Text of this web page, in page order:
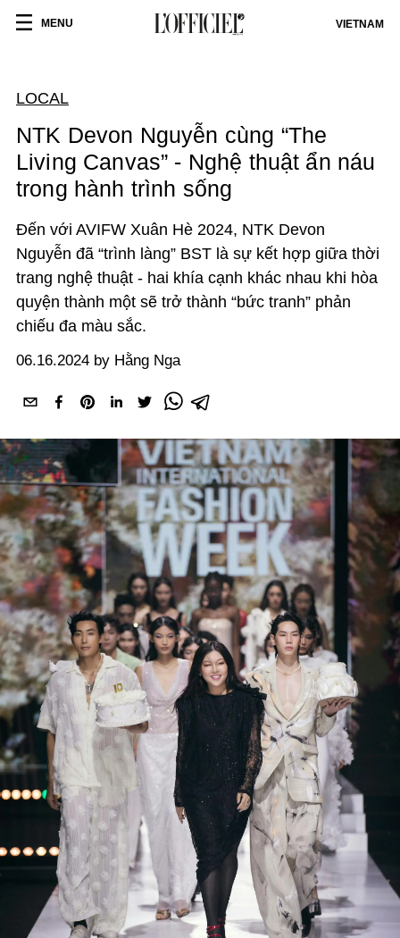
MENU VIETNAM
LOCAL
NTK Devon Nguyễn cùng “The
Living Canvas” - Nghệ thuật ẩn náu
trong hành trình sống
Đến với AVIFW Xuân Hè 2024, NTK Devon
Nguyễn đã “trình làng” BST là sự kết hợp giữa thời
trang nghệ thuật - hai khía cạnh khác nhau khi hòa
quyện thành một sẽ trở thành “bức tranh” phản
chiếu đa màu sắc.
06.16.2024 by Hằng Nga